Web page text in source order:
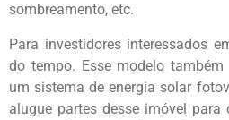
sombreamento, etc.
Para investidores interessados
do tempo. Esse modelo
um sistema de energia solar
alugue partes desse imóvel